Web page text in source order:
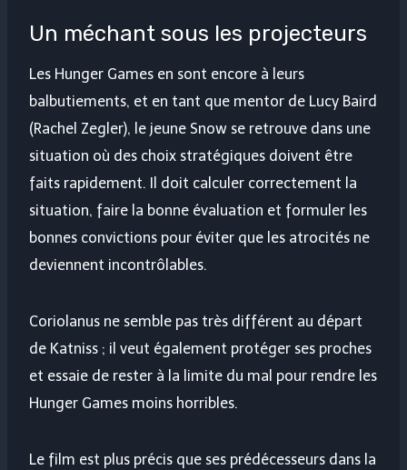
Un méchant sous les projecteurs
Les Hunger Games en sont encore à leurs
balbutiements, et en tant que mentor de Lucy Baird
(Rachel Zegler), le jeune Snow se retrouve dans une
situation où des choix stratégiques doivent être
faits rapidement. Il doit calculer correctement la
situation, faire la bonne évaluation et formuler les
bonnes convictions pour éviter que les atrocités ne
deviennent incontrôlables.
Coriolanus ne semble pas très différent au départ
de Katniss ; il veut également protéger ses proches
et essaie de rester à la limite du mal pour rendre les
Hunger Games moins horribles.
Le film est plus précis que ses prédécesseurs dans la